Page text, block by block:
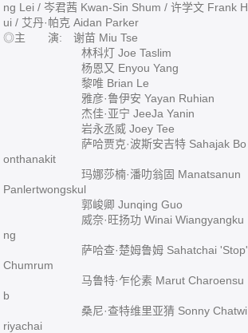
ng Lei / 岑君茜 Kwan-Sin Shum / 许学文 Frank H
ui / 艾丹·帕克 Aidan Parker
◎主 演: 谢苗 Miu Tse
林科灯 Joe Taslim
杨恩又 Enyou Yang
黎唯 Brian Le
雅彦·鲁伊安 Yayan Ruhian
杰佳·亚宁 JeeJa Yanin
岩永丞威 Joey Tee
萨哈贾克·波斯安吉特 Sahajak Bo
onthanakit
玛娜莎楠·潘叻翁固 Manatsanun
Panlertwongskul
郭峻卿 Junqing Guo
威奈·旺扬功 Winai Wiangyangku
ng
萨哈查·楚姆鲁姆 Sahatchai 'Stop'
Chumrum
马鲁特·乍伦素 Marut Charoensu
b
桑尼·查特维里亚猜 Sonny Chatwi
riyachai